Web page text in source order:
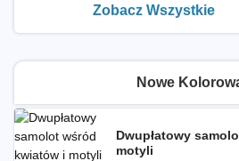
Zobacz Wszystkie
kolorowanki
Nowe
Dwupłatowy
motyli